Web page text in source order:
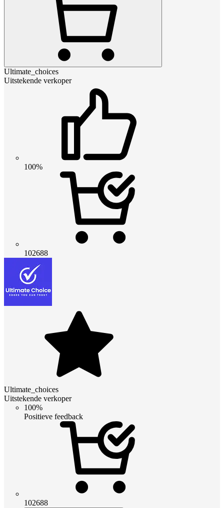
Ultimate_choices
Uitstekende verkoper
100%
102688
Ultimate_choices
Uitstekende verkoper
100%
Positieve feedback
102688